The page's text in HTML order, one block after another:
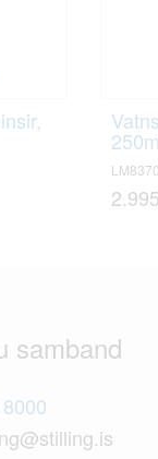
LM8370
samband